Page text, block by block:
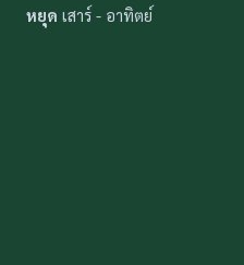
หยุด เสาร์ - อาทิตย์